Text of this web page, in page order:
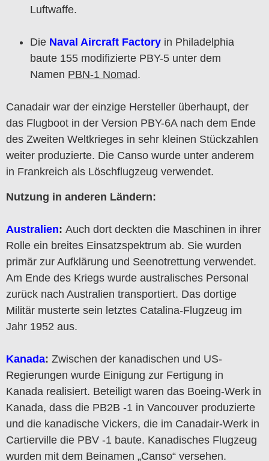
Luftwaffe.
Die Naval Aircraft Factory in Philadelphia
baute 155 modifizierte PBY-5 unter dem
Namen PBN-1 Nomad.
Canadair war der einzige Hersteller überhaupt, der
das Flugboot in der Version PBY-6A nach dem Ende
des Zweiten Weltkrieges in sehr kleinen Stückzahlen
weiter produzierte. Die Canso wurde unter anderem
in Frankreich als Löschflugzeug verwendet.
Nutzung in anderen Ländern:
Australien: Auch dort deckten die Maschinen in ihrer
Rolle ein breites Einsatzspektrum ab. Sie wurden
primär zur Aufklärung und Seenotrettung verwendet.
Am Ende des Kriegs wurde australisches Personal
zurück nach Australien transportiert. Das dortige
Militär musterte sein letztes Catalina-Flugzeug im
Jahr 1952 aus.
Kanada: Zwischen der kanadischen und US-
Regierungen wurde Einigung zur Fertigung in
Kanada realisiert. Beteiligt waren das Boeing-Werk in
Kanada, dass die PB2B -1 in Vancouver produzierte
und die kanadische Vickers, die im Canadair-Werk in
Cartierville die PBV -1 baute. Kanadisches Flugzeug
wurden mit dem Beinamen „Canso“ versehen.